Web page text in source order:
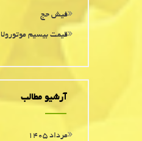
فیش حج
قیمت بیسیم موتورولا
آرشیو مطالب
مرداد ۱۴۰۵